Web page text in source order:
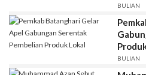
BULIAN
BULIAN